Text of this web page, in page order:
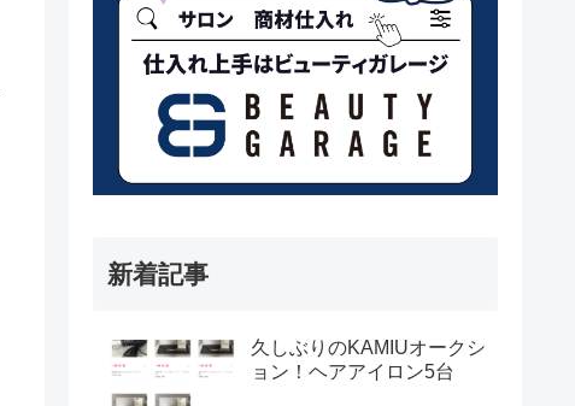
新着記事
久しぶりのKAMIUオークシ
ョン！ヘアアイロン5台